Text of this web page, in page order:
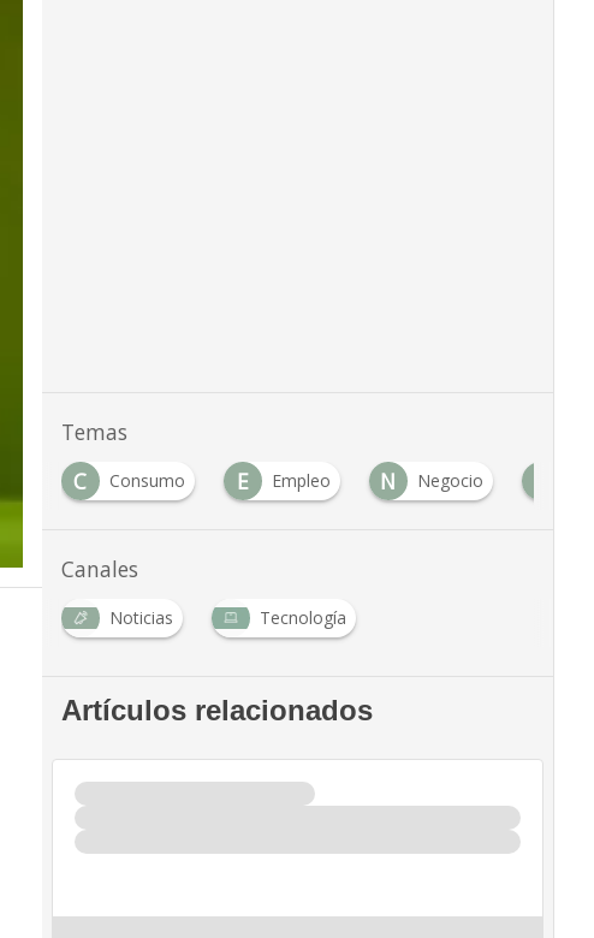
Temas
C Consumo E Empleo N Negocio
Canales
Noticias Tecnología
Artículos relacionados